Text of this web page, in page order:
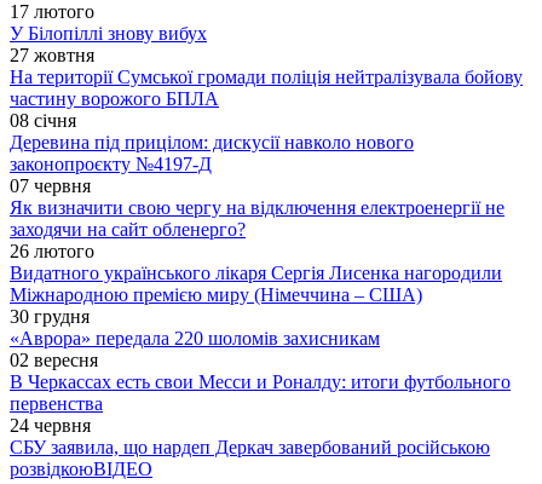
17 лютого
У Білопіллі знову вибух
27 жовтня
На території Сумської громади поліція нейтралізувала бойову
частину ворожого БПЛА
08 січня
Деревина під прицілом: дискусії навколо нового
законопроєкту №4197-Д
07 червня
Як визначити свою чергу на відключення електроенергії не
заходячи на сайт обленерго?
26 лютого
Видатного українського лікаря Сергія Лисенка нагородили
Міжнародною премією миру (Німеччина – США)
30 грудня
«Аврора» передала 220 шоломів захисникам
02 вересня
В Черкассах есть свои Месси и Роналду: итоги футбольного
первенства
24 червня
СБУ заявила, що нардеп Деркач завербований російською
розвідкоюВІДЕО